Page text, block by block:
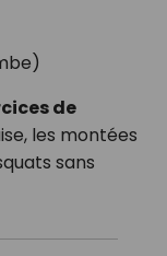
de
les montées
sans